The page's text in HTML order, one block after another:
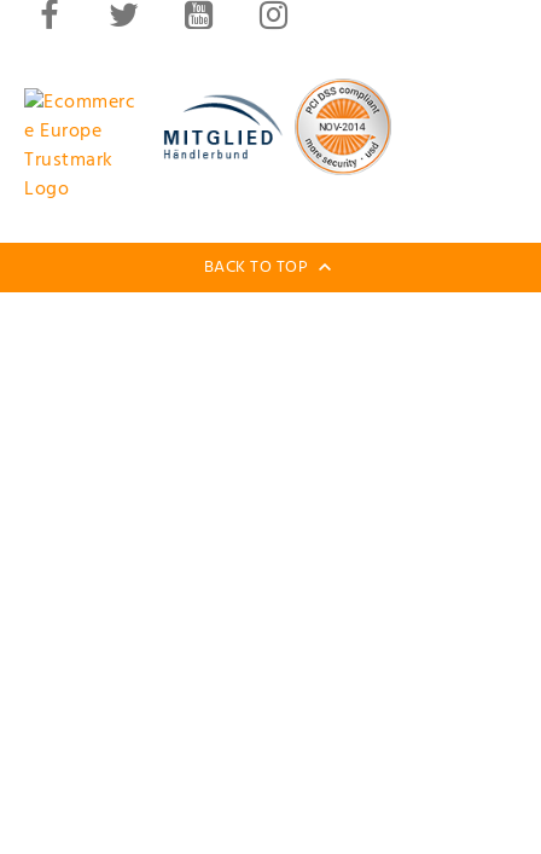
BACK TO TOP